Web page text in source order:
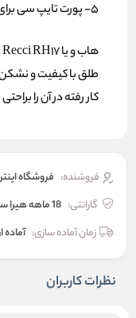
5- پورت تایپ سی برای انتقال دیتا با سرعت 5Gps
طلق با کیفیت و
کار رفته در آن را
فروشنده: فروشگاه
گارانتی: 18 ماهه هیرا سرویس
زمان آماده سازی: آماده
نظرات کاربران